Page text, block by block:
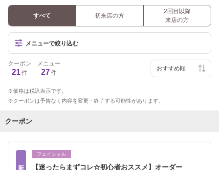
すべて 初来店の方
2回目以降
来店の方
メニューで絞り込む
クーポン
21件
メニュー
27件
価格は税込表示です。
クーポンは予告なく内容を変更・終了する可能性があります。
クーポン
新
フェイシャル
【迷ったらまずコレ☆初心者おススメ】オーダー